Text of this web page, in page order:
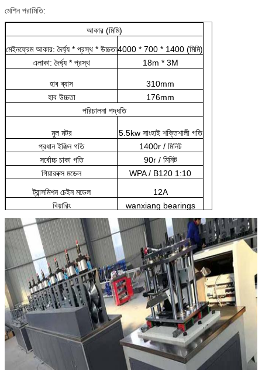
মেশিন পরামিতি:
আকার (মিমি)
মেইনফ্রেম আকার: দৈর্ঘ্য * প্রস্থ * উচ্চতা4000 * 700 * 1400 (মিমি)
এলাকা: দৈর্ঘ্য * প্রস্থ
18m * 3M
হাব ব্যাস
310mm
হাব উচ্চতা
176mm
পরিচালনা পদ্ধতি
মুল মটর
5.5kw সাংহাই শক্তিশালী গতি
প্রধান ইঞ্জিন গতি
1400r / মিনিট
সর্বোচ্চ চাকা গতি
90r / মিনিট
গিয়ারবক্স মডেল
WPA / B120 1:10
ট্রান্সমিশন চেইন মডেল
12A
বিয়ারিং
wanxiang bearings